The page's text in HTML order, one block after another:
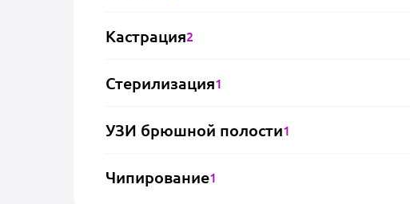
Кастрация2
Стерилизация1
УЗИ брюшной полости1
Чипирование1